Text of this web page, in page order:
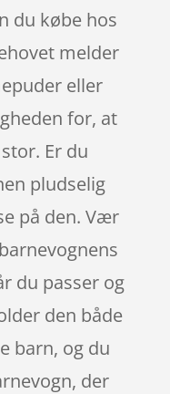
du købe hos
melder
eller
for, at
Er du
pludselig
på den. Vær
du passer og
den både
barn, og du
der